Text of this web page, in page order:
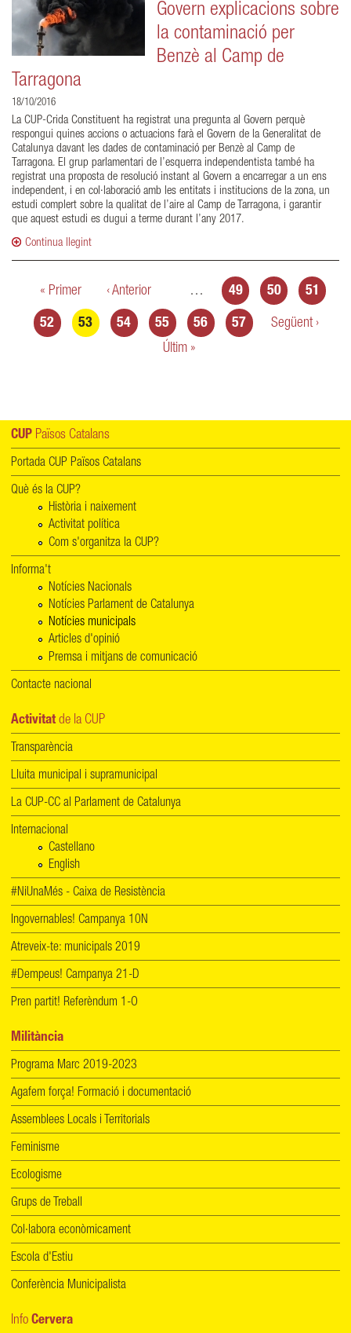
Govern explicacions sobre
la contaminació per
Benzè al Camp de
Tarragona
18/10/2016
La CUP-Crida Constituent ha registrat una pregunta al Govern perquè
respongui quines accions o actuacions farà el Govern de la Generalitat de
Catalunya davant les dades de contaminació per Benzè al Camp de
Tarragona. El grup parlamentari de l’esquerra independentista també ha
registrat una proposta de resolució instant al Govern a encarregar a un ens
independent, i en col·laboració amb les entitats i institucions de la zona, un
estudi complert sobre la qualitat de l’aire al Camp de Tarragona, i garantir
que aquest estudi es dugui a terme durant l’any 2017.
Continua llegint
Pàgines
« Primer ‹ Anterior … 49 50 51
52 53 54 55 56 57
Següent ›
Últim »
CUP Països Catalans
Portada CUP Països Catalans
Què és la CUP?
Història i naixement
Activitat política
Com s'organitza la CUP?
Informa't
Notícies Nacionals
Notícies Parlament de Catalunya
Notícies municipals
Articles d'opinió
Premsa i mitjans de comunicació
Contacte nacional
Activitat de la CUP
Transparència
Lluita municipal i supramunicipal
La CUP-CC al Parlament de Catalunya
Internacional
Castellano
English
#NiUnaMés - Caixa de Resistència
Ingovernables! Campanya 10N
Atreveix-te: municipals 2019
#Dempeus! Campanya 21-D
Pren partit! Referèndum 1-O
Militància
Programa Marc 2019-2023
Agafem força! Formació i documentació
Assemblees Locals i Territorials
Feminisme
Ecologisme
Grups de Treball
Col·labora econòmicament
Escola d'Estiu
Conferència Municipalista
Info Cervera